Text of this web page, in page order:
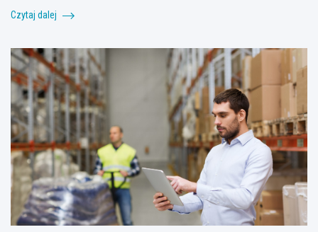
Czytaj dalej